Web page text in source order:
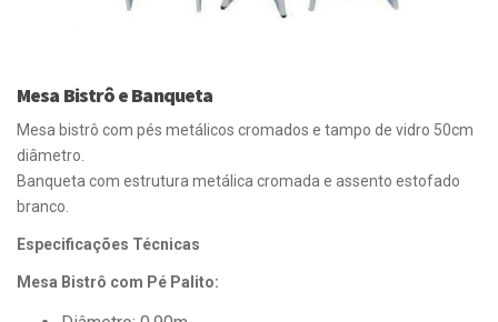
Mesa Bistrô e Banqueta
Mesa bistrô com pés metálicos cromados e tampo de vidro 50cm
diâmetro.
Banqueta com estrutura metálica cromada e assento estofado
branco.
Especificações Técnicas
Mesa Bistrô com Pé Palito: